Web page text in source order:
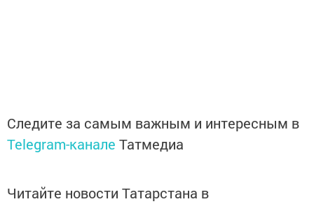
Следите за самым важным и интересным в
Telegram-канале Татмедиа
Читайте новости Татарстана в